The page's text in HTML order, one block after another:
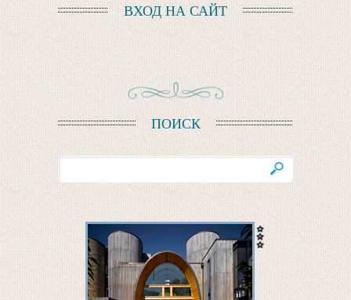
ВХОД НА САЙТ
ПОИСК